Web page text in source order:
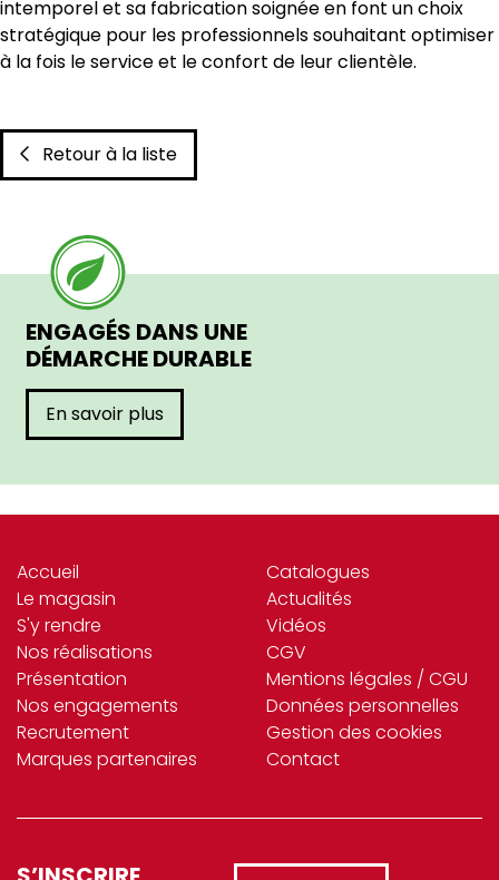
intemporel et sa fabrication soignée en font un choix
stratégique pour les professionnels souhaitant optimiser
à la fois le service et le confort de leur clientèle.
Retour à la liste
ENGAGÉS DANS UNE
DÉMARCHE DURABLE
En savoir plus
Accueil
Le magasin
S'y rendre
Nos réalisations
Présentation
Nos engagements
Recrutement
Marques partenaires
Catalogues
Actualités
Vidéos
CGV
Mentions légales / CGU
Données personnelles
Gestion des cookies
Contact